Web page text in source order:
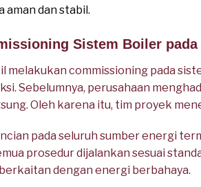
aman dan stabil.
Sistem Boiler
melakukan commissioning pada
Sebelumnya, perusahaan
Oleh karena itu, tim proyek
pada seluruh sumber energi
prosedur dijalankan sesuai
dengan energi berbahaya.